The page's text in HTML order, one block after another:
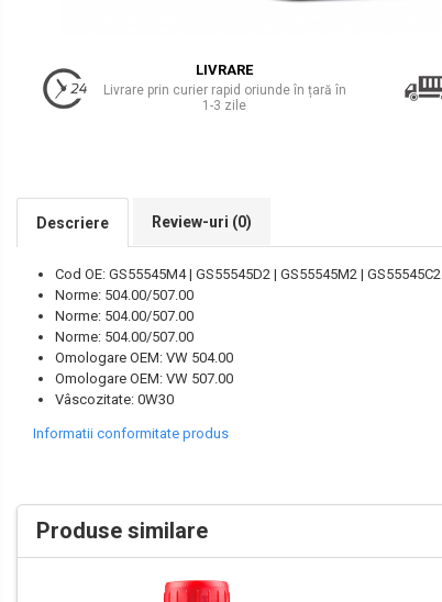
Lichide Frână
Lichide Frână Autoturisme
Lichide Suspensie
Lichide Întreținere
Aditivi
Lichide Întreținere Autoturisme
Lichide Întreținere Camioane
Lichide Întreținere Utilaje
Chimicale
Unsori
Produse Întreținere
Accesorii Auto
LIVRARE
Livrare prin curier rapid oriunde în țară în
1-3 zile
Descriere Review-uri (0)
Cod OE: GS55545M4 | GS55545D2 | GS55545M2 | GS55545C2
Norme: 504.00/507.00
Norme: 504.00/507.00
Norme: 504.00/507.00
Omologare OEM: VW 504.00
Omologare OEM: VW 507.00
Vâscozitate: 0W30
Informatii conformitate produs
Produse similare